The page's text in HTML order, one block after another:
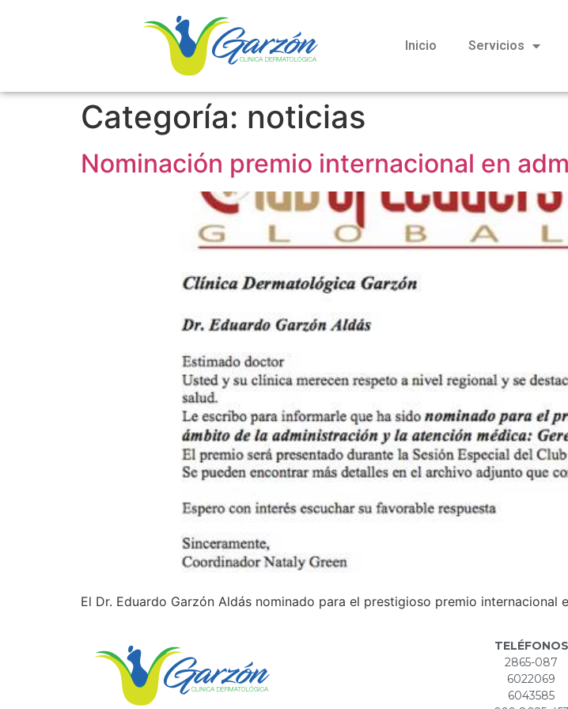
Inicio Servicios
Categoría: noticias
Nominación premio internacional en
El Dr. Eduardo Garzón Aldás nominado para el prestigioso premio
TELÉFONOS
2865-087
6022069
6043585